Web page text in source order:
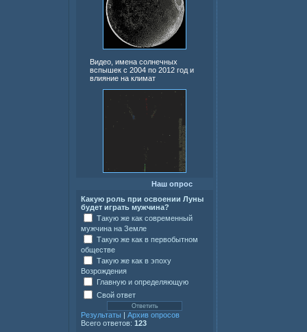
Видео, имена солнечных
вспышек с 2004 по 2012 год и
влияние на климат
Наш опрос
Какую роль при освоении Луны
будет играть мужчина?
Такую же как современный
мужчина на Земле
Такую же как в первобытном
обществе
Такую же как в эпоху
Возрождения
Главную и определяющую
Свой ответ
Результаты | Архив опросов
Всего ответов: 123